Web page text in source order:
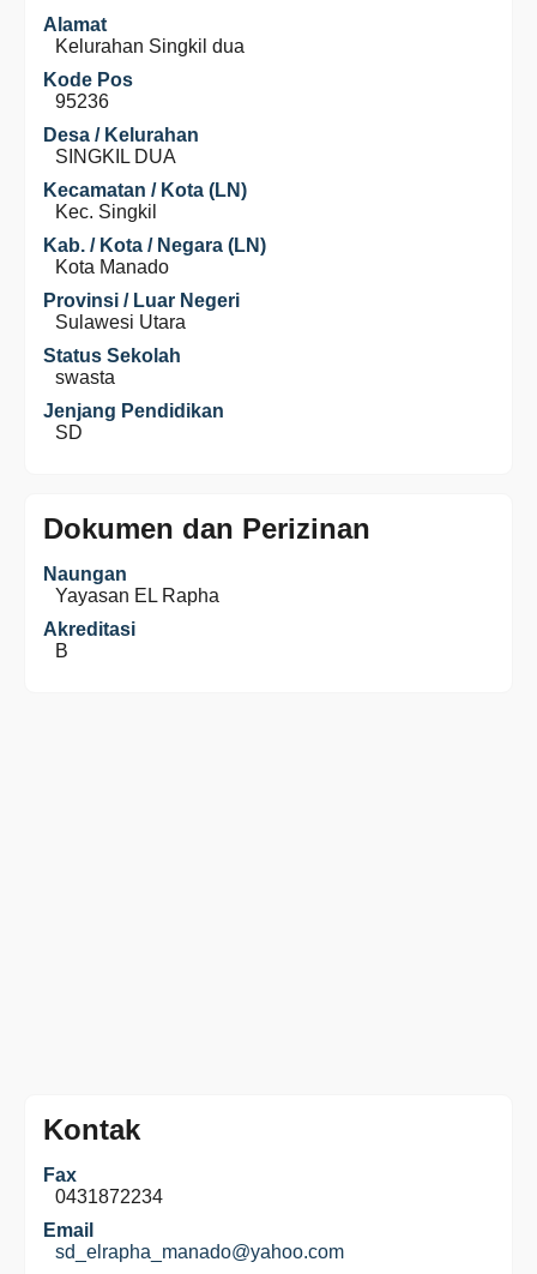
Alamat
Kelurahan Singkil dua
Kode Pos
95236
Desa / Kelurahan
SINGKIL DUA
Kecamatan / Kota (LN)
Kec. Singkil
Kab. / Kota / Negara (LN)
Kota Manado
Provinsi / Luar Negeri
Sulawesi Utara
Status Sekolah
swasta
Jenjang Pendidikan
SD
Dokumen dan Perizinan
Naungan
Yayasan EL Rapha
Akreditasi
B
Kontak
Fax
0431872234
Email
sd_elrapha_manado@yahoo.com